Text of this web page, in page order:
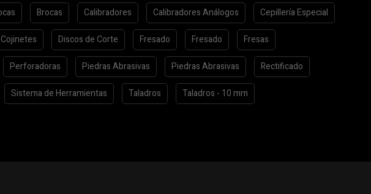
Brocas Calibradores Calibradores Análogos Cepillería Especial
Cojinetes Discos de Corte Fresado Fresado Fresas
Perforadoras Piedras Abrasivas Piedras Abrasivas Rectificado
Sistema de Herramientas Taladros Taladros - 10 mm